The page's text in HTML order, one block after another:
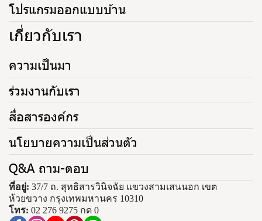
โปรแกรมออกแบบบ้าน
เกี่ยวกับเรา
ความเป็นมา
ร่วมงานกับเรา
สื่อสารองค์กร
นโยบายความเป็นส่วนตัว
Q&A ถาม-ตอบ
ที่อยู่: 37/7 ถ. สุทธิสารวินิจฉัย แขวงสามเสนนอก เขต
ห้วยขวาง กรุงเทพมหานคร 10310
โทร: 02 276 9275 กด 0